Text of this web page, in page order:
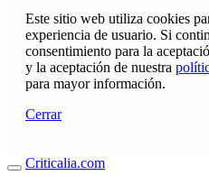
Este sitio web utiliza cookies
experiencia de usuario. Si
consentimiento para la
y la aceptación de nuestra
para mayor información.
Cerrar
Criticalia.com